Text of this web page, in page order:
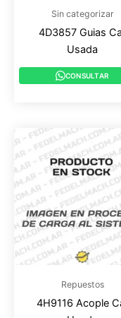
Sin categorizar
4D3857 Guias
Usada
CONSULTAR
Repuestos
4H9116 Acople